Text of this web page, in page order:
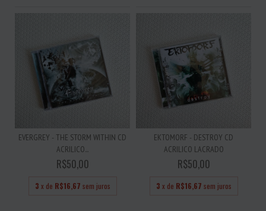
EVERGREY - THE STORM WITHIN CD
ACRILICO...
R$50,00
3 x de R$16,67 sem juros
EKTOMORF - DESTROY CD
ACRILICO LACRADO
R$50,00
3 x de R$16,67 sem juros